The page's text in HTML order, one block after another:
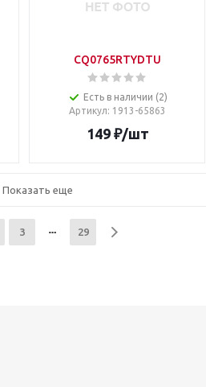
CQ0765RTYDTU
Есть в наличии (2)
Артикул: 1913-65863
149₽/шт
Показать еще
3 29